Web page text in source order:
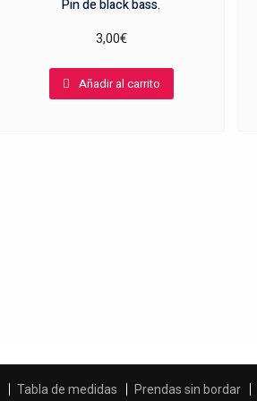
Pin de black bass.
3,00€
Añadir al carrito
Tabla de medidas Prendas sin bordar